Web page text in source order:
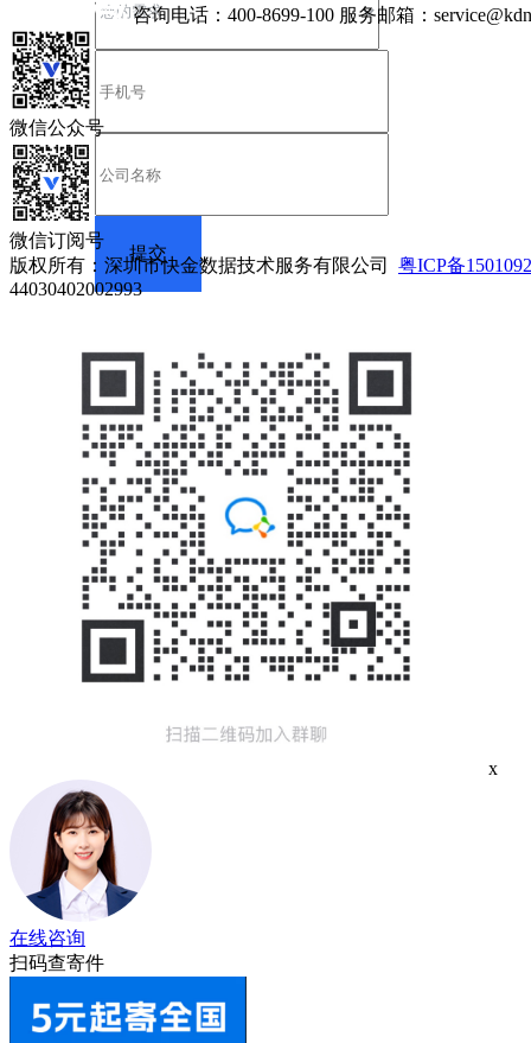
咨询电话： 400-8699-100 服务邮箱：
微信公众号
微信订阅号
版权所有：深圳市快金数据技术服务有限公司 粤ICP备
44030402002993
x
在线咨询
扫码查寄件